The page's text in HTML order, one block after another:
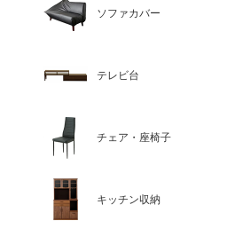
ソファカバー
テレビ台
チェア・座椅子
キッチン収納